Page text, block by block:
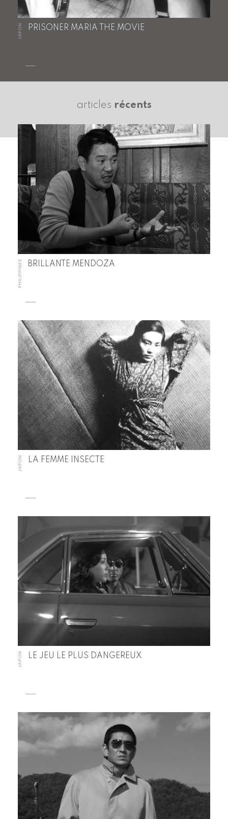
JAPON PRISONER MARIA THE MOVIE
articles récents
PHILIPPINES BRILLANTE MENDOZA
JAPON LA FEMME INSECTE
JAPON LE JEU LE PLUS DANGEREUX